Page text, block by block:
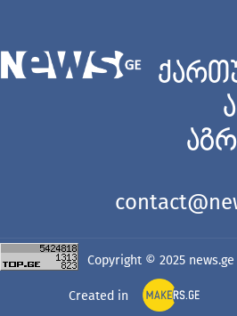
Copyright © 2025 news.ge
Created in